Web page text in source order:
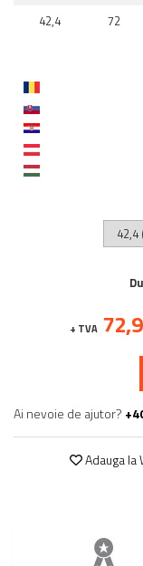
42,4
72
+ TVA
Ai nevoie de ajutor?
Adauga la